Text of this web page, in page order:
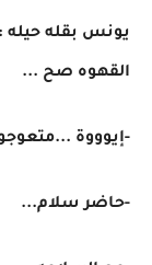
يونس بقله
القهوه صح ...
-إيوووة
-حاضر سلام...